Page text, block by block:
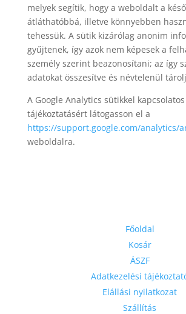
melyek segítik, hogy a weboldalt a
átláthatóbbá, illetve könnyebben
tehessük. A sütik kizárólag anonim
gyűjtenek, így azok nem képesek a
személy szerint beazonosítani; az így
adatokat összesítve és névtelenül
A Google Analytics sütikkel
tájékoztatásért látogasson el a
https://support.google.com/analytics/
weboldalra.
Főoldal
Kosár
ÁSZF
Adatkezelési
Elállási nyilatkozat
Szállítás